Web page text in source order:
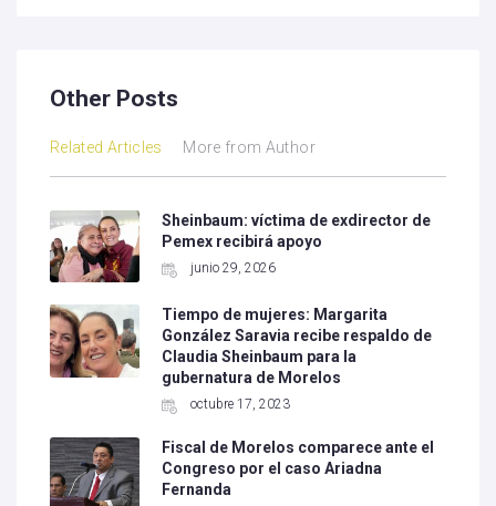
Other Posts
Related Articles More from Author
Sheinbaum: víctima de exdirector de
Pemex recibirá apoyo
junio 29, 2026
Tiempo de mujeres: Margarita
González Saravia recibe respaldo de
Claudia Sheinbaum para la
gubernatura de Morelos
octubre 17, 2023
Fiscal de Morelos comparece ante el
Congreso por el caso Ariadna
Fernanda